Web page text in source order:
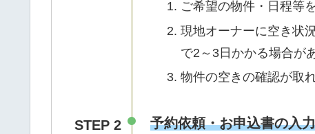
ご希望の物件・日程等を
現地オーナーに空き状
で2～3日かかる場合が
物件の空きの確認が取
STEP 2 予約依頼・お申込書の入力